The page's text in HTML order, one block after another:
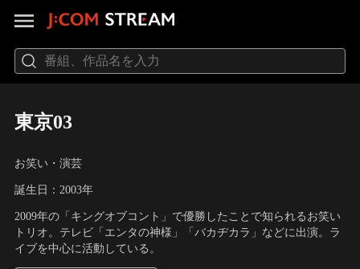
東京03
お笑い・演芸
誕生日：2003年
2009年の「キングオブコント」で優勝したことで知られるお笑い
トリオ。テレビ「エンタの神様」「バカヂカラ」などに出演。ラ
イブを中心に活動している。